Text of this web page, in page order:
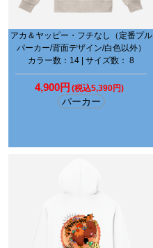
アカ＆ヤッピー・フチなし（定番プル
パーカー/背面デザイン/白色以外）
カラー数：14 | サイズ数： 8
4,900円 (税込5,390円)
パーカー